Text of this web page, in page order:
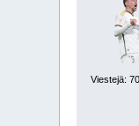
Viestejä: